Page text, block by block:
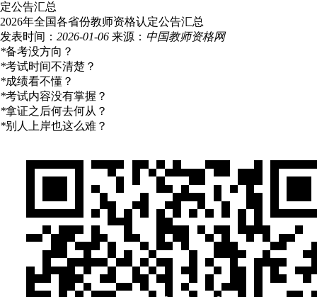
定公告汇总
2026年全国各省份教师资格认定公告汇总
发表时间： 2026-01-06 来源： 中国教师资格网
*备考没方向？
*考试时间不清楚？
*成绩看不懂？
*考试内容没有掌握？
*拿证之后何去何从？
*别人上岸也这么难？